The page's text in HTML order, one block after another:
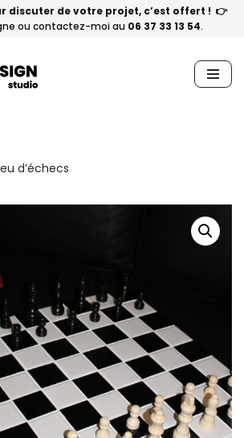
discuter de votre projet, c’est offert ! 👉
ou contactez-moi au 06 37 33 13 54.
d’échecs